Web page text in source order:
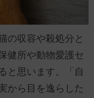
の収容や殺処分と
健所や動物愛護セ
と思います。「自
から目を逸らした